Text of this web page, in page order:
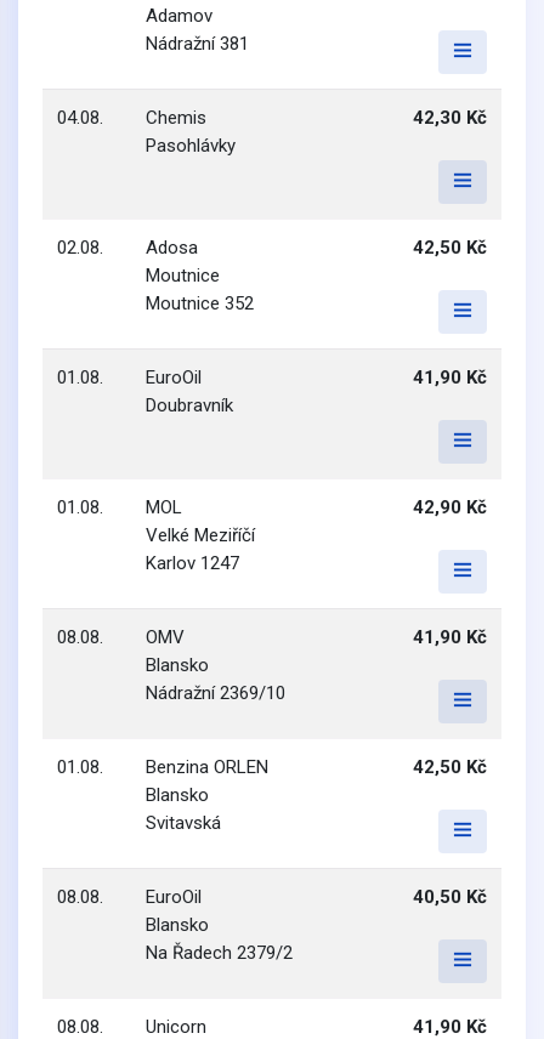
Adamov
Nádražní 381
04.08.
Chemis
Pasohlávky
42,30 Kč
02.08.
Adosa
Moutnice
Moutnice 352
42,50 Kč
01.08.
EuroOil
Doubravník
41,90 Kč
01.08.
MOL
Velké Meziříčí
Karlov 1247
42,90 Kč
08.08.
OMV
Blansko
Nádražní 2369/10
41,90 Kč
01.08.
Benzina ORLEN
Blansko
Svitavská
42,50 Kč
08.08.
EuroOil
Blansko
Na Řadech 2379/2
40,50 Kč
08.08.
Unicorn
41,90 Kč